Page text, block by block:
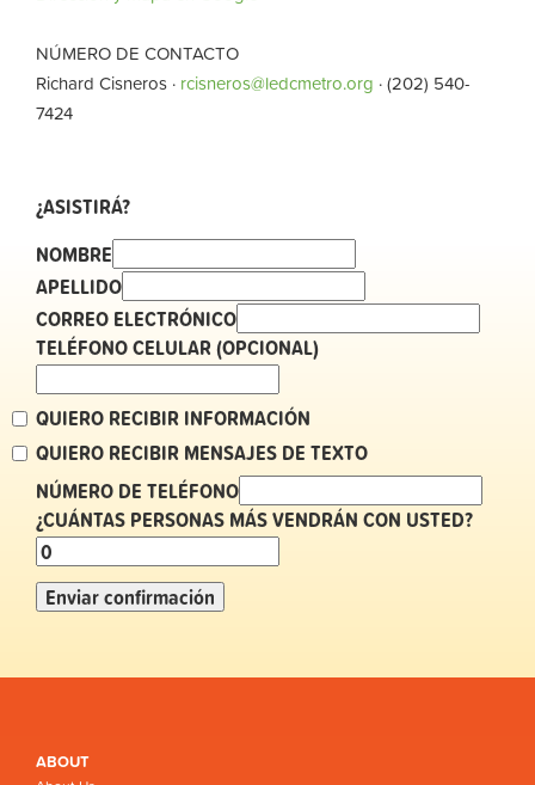
NÚMERO DE CONTACTO
Richard Cisneros · rcisneros@ledcmetro.org · (202) 540-
7424
¿ASISTIRÁ?
NOMBRE
APELLIDO
CORREO ELECTRÓNICO
TELÉFONO CELULAR (OPCIONAL)
QUIERO RECIBIR INFORMACIÓN
QUIERO RECIBIR MENSAJES DE TEXTO
NÚMERO DE TELÉFONO
¿CUÁNTAS PERSONAS MÁS VENDRÁN CON USTED?
ABOUT